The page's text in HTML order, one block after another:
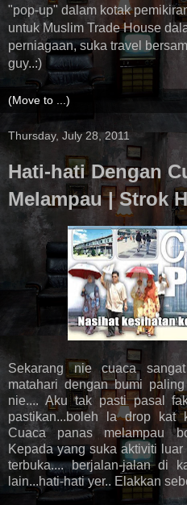
"pop-up" dalam kotak
untuk Muslim Trade House
perniagaan, suka travel
guy..:)
Thursday, July 28, 2011
Hati-hati Dengan
Melampau | Strok
Sekarang nie cuaca
matahari dengan bumi
nie.... Aku tak pasti pasal
pastikan...boleh la drop kat
Cuaca panas melampau
Kepada yang suka aktiviti
terbuka.... berjalan-jalan di
lain...hati-hati yer.. Elakkan